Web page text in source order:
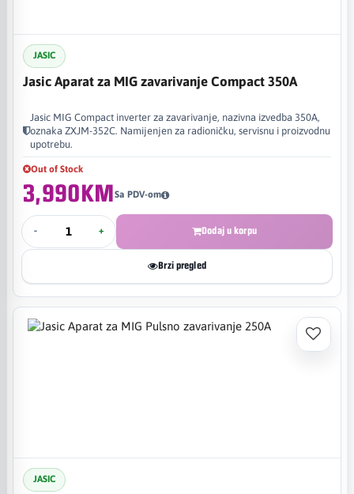
JASIC
Jasic Aparat za MIG zavarivanje Compact 350A
Jasic MIG Compact inverter za zavarivanje, nazivna izvedba 350A,
oznaka ZXJM-352C. Namijenjen za radioničku, servisnu i proizvodnu
upotrebu.
Out of Stock
3,990KMSa PDV-om
- + Dodaj u korpu
Brzi pregled
JASIC